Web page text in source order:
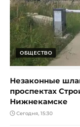
ОБЩЕСТВО
Незаконные
проспектах
Нижнекамске
Сегодня, 15:30